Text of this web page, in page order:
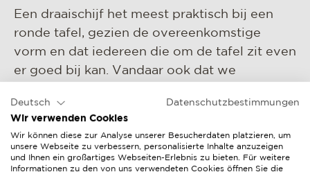
Een draaischijf het meest praktisch bij een
ronde tafel, gezien de overeenkomstige
vorm en dat iedereen die om de tafel zit even
er goed bij kan. Vandaar ook dat we
tafels een draaischijf hebben gemaakt.
Deutsch
Datenschutzbestimmungen
Wir verwenden Cookies
Wir können diese zur Analyse unserer Besucherdaten platzieren, um
unsere Webseite zu verbessern, personalisierte Inhalte anzuzeigen
und Ihnen ein großartiges Webseiten-Erlebnis zu bieten. Für weitere
Informationen zu den von uns verwendeten Cookies öffnen Sie die